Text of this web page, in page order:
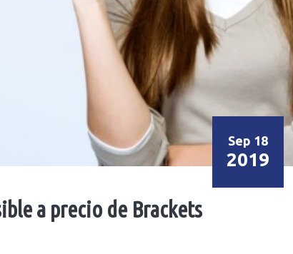
Sep 18
2019
a precio de Brackets